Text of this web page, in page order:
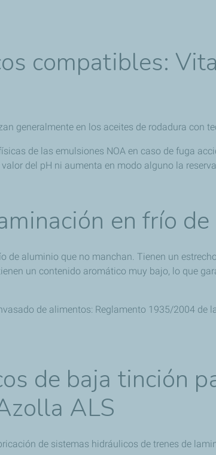
compatibles:
generalmente en los aceites de rodadura con
de las emulsiones NOA en caso de fuga
del pH ni aumenta en modo alguno la
en frío
de aluminio que no manchan. Tienen un
un contenido aromático muy bajo, lo que
de alimentos: Reglamento 1935/2004 de
de baja tinción
ALS
de sistemas hidráulicos de trenes de